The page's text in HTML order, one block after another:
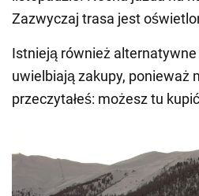
Zazwyczaj trasa jest
Istnieją również
uwielbiają zakupy, ponieważ
przeczytałeś: możesz tu